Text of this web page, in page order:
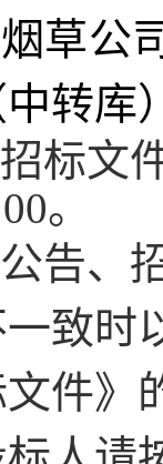
草公
转库
招标文
。
告、
致时
件》